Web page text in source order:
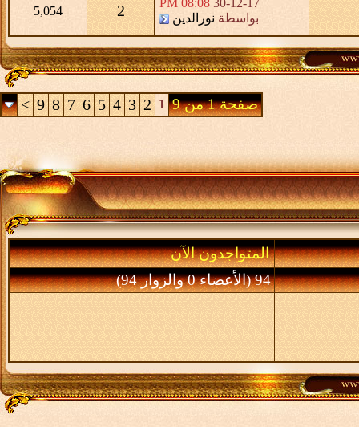
بواسطة نورالدين 2
5,054
صفحة 1 من 9 1
2
3
4
5
6
7
8
9
>
المتواجدون الآن
94 (الأعضاء 0 والزوار 94)